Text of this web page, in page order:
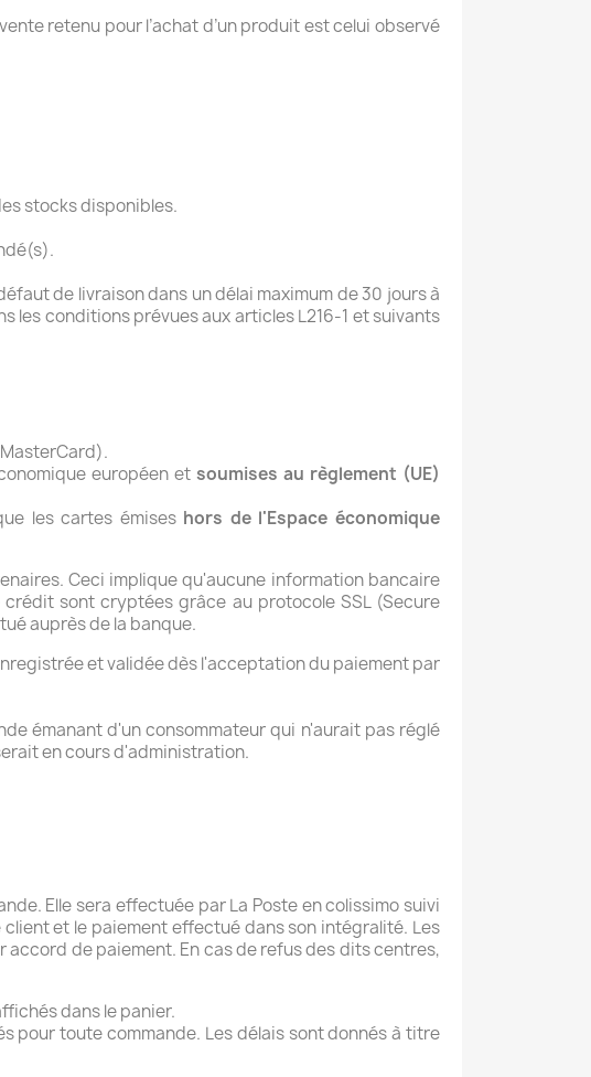
retenu pour l’achat d’un produit est celui observé
stocks disponibles.
de livraison dans un délai maximum de 30 jours à
les conditions prévues aux articles L216-1 et suivants
européen etsoumises au règlement (UE)
les cartes émises hors de l'Espace économique
Ceci implique qu'aucune information bancaire
sont cryptées grâce au protocole SSL (Secure
auprès de la banque.
et validée dès l'acceptation du paiement par
émanant d'un consommateur qui n'aurait pas réglé
en cours d'administration.
Elle sera effectuée par La Poste en colissimo suivi
et le paiement effectué dans son intégralité. Les
de paiement. En cas de refus des dits centres,
dans le panier.
pour toute commande. Les délais sont donnés à titre